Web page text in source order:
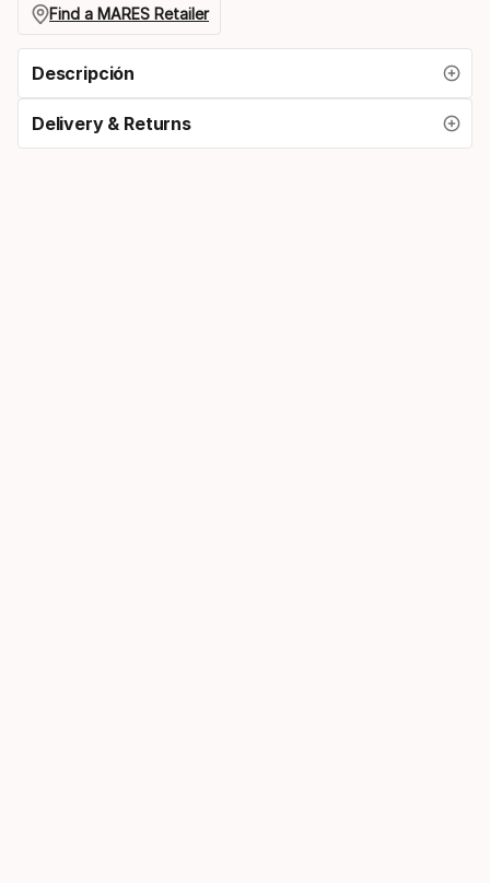
unidad
de
presión
Find a MARES Retailer
Descripción
Delivery & Returns